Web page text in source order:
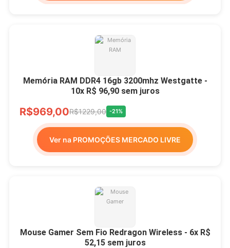
Memória RAM DDR4 16gb 3200mhz Westgatte -
10x R$ 96,90 sem juros
R$969,00R$1229,00 -21%
Ver na PROMOÇÕES MERCADO LIVRE
Mouse Gamer Sem Fio Redragon Wireless - 6x R$
52,15 sem juros